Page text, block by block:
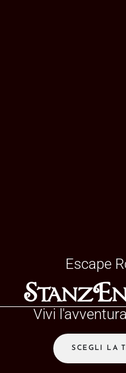
Escape
Vivi
SCEGLI LA